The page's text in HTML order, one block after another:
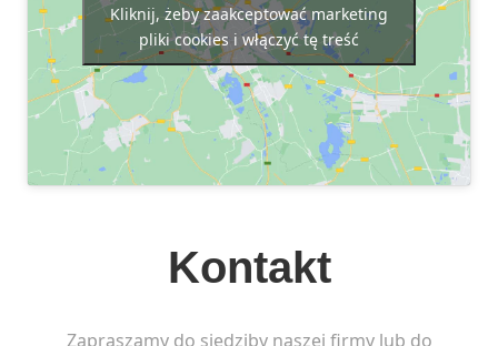
Kliknij, żeby zaakceptować marketing
pliki cookies i włączyć tę treść
Kontakt
Zapraszamy do siedziby naszej firmy lub do